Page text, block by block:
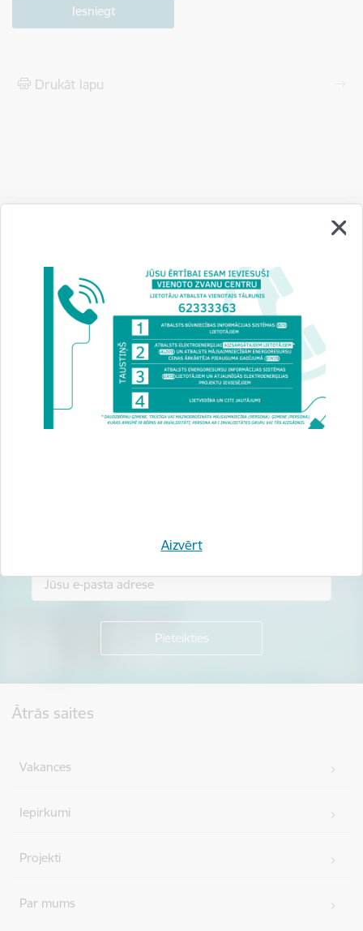
Aizvērt
Drukāt lapu
Vai šī informācija bija noderīga?
Sniegt atsauksmi
Piesakies jaunumu saņemšanai savā e-pastā.
Ātrās saites
Vakances
Iepirkumi
Projekti
Par mums